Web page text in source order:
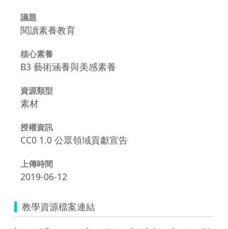
議題
閱讀素養教育
核心素養
B3 藝術涵養與美感素養
資源類型
素材
授權資訊
CC0 1.0 公眾領域貢獻宣告
上傳時間
2019-06-12
教學資源檔案連結